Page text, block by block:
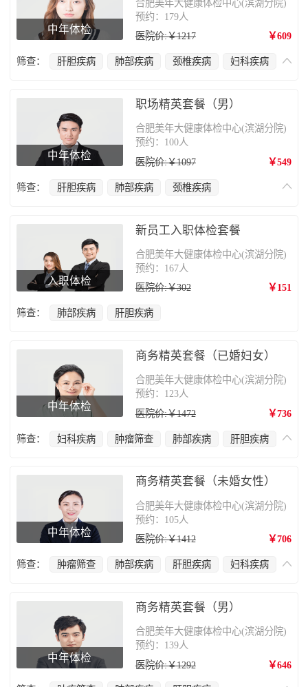
中年体检
合肥美年大健康体检中心(滨湖分院)
预约：179人
医院价:￥1217
￥609
筛查： 肝胆疾病 肺部疾病 颈椎疾病
妇科疾病
中年体检
职场精英套餐（男）
合肥美年大健康体检中心(滨湖分院)
预约：100人
医院价:￥1097
￥549
筛查： 肝胆疾病 肺部疾病
颈椎疾病
入职体检
新员工入职体检套餐
合肥美年大健康体检中心(滨湖分院)
预约：167人
医院价:￥302
￥151
筛查： 肺部疾病 肝胆疾病
中年体检
商务精英套餐（已婚妇女）
合肥美年大健康体检中心(滨湖分院)
预约：123人
医院价:￥1472
￥736
筛查： 妇科疾病 肿瘤筛查 肺部疾病
肝胆疾病
中年体检
商务精英套餐（未婚女性）
合肥美年大健康体检中心(滨湖分院)
预约：105人
医院价:￥1412
￥706
筛查： 肿瘤筛查 肺部疾病 肝胆疾病
妇科疾病
中年体检
商务精英套餐（男）
合肥美年大健康体检中心(滨湖分院)
预约：139人
医院价:￥1292
￥646